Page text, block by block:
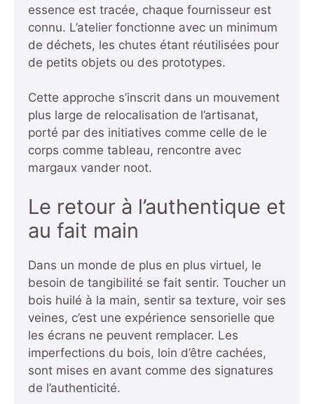
essence est tracée, chaque fournisseur est
connu. L’atelier fonctionne avec un minimum
de déchets, les chutes étant réutilisées pour
de petits objets ou des prototypes.
Cette approche s’inscrit dans un mouvement
plus large de relocalisation de l’artisanat,
porté par des initiatives comme celle de le
corps comme tableau, rencontre avec
margaux vander noot.
Le retour à l’authentique et
au fait main
Dans un monde de plus en plus virtuel, le
besoin de tangibilité se fait sentir. Toucher un
bois huilé à la main, sentir sa texture, voir ses
veines, c’est une expérience sensorielle que
les écrans ne peuvent remplacer. Les
imperfections du bois, loin d’être cachées,
sont mises en avant comme des signatures
de l’authenticité.